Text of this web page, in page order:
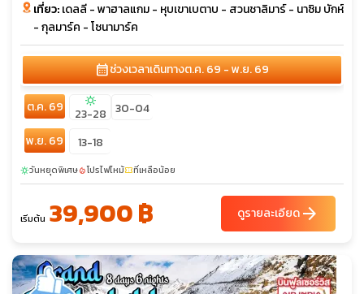
เที่ยว:เดลลี - พาฮาลแกม - หุบเขาเบตาบ - สวนชาลิมาร์ - นาซิม บักห์
- กุลมาร์ค - โซนามาร์ค
calendar_monthช่วงเวลาเดินทางต.ค. 69 - พ.ย. 69
ต.ค. 69 sunny
23-28 30-04
พ.ย. 69
13-18
sunnyวันหยุดพิเศษlocal_fire_departmentโปรไฟไหม้confirmation_numberที่เหลือน้อย
เริ่มต้น 39,900 ฿ ดูรายละเอียดarrow_forward